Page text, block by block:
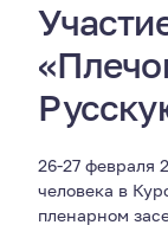
26-27 февраля
человека в
пленарном